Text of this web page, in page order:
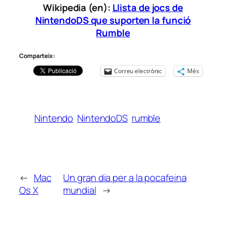
Wikipedia (en): Llista de jocs de
NintendoDS que suporten la funció
Rumble
Comparteix:
Correu electrònic
Més
Nintendo NintendoDS rumble
← Mac
Os X
Un gran dia per a la pocafeina
mundial →